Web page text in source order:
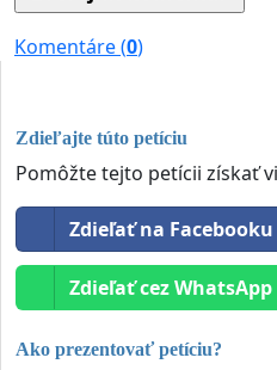
Komentáre (0)
Zdieľajte túto petíciu
Pomôžte tejto petícii získať
Zdieľať na Facebooku
Zdieľať cez WhatsApp
Ako prezentovať petíciu?